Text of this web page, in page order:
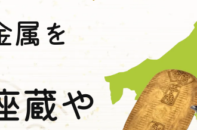
属を
蔵や